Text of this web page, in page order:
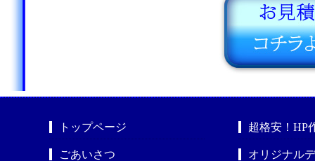
トップページ
ごあいさつ
超格安！HP
オリジナル